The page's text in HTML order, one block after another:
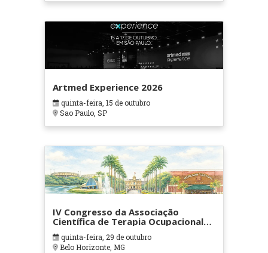
Artmed Experience 2026
quinta-feira, 15 de outubro
Sao Paulo, SP
IV Congresso da Associação
Científica de Terapia Ocupacional
em Contextos Hospitalares e
Cuidados Paliativos - ATOHOSP
quinta-feira, 29 de outubro
Belo Horizonte, MG